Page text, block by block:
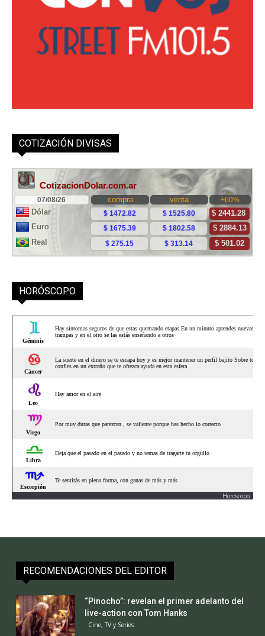
COTIZACIÓN DIVISAS
HORÓSCOPO
Horoscopo
RECOMENDACIONES DEL EDITOR
“Pinocho”: revelan el primer adelanto del
live-action con Tom Hanks
Cine, TV y Series